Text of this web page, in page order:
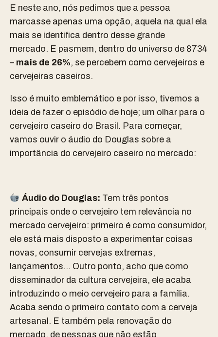
E neste ano, nós pedimos que a pessoa
marcasse apenas uma opção, aquela na qual ela
mais se identifica dentro desse grande
mercado. E pasmem, dentro do universo de 8734
– mais de 26%, se percebem como cervejeiros e
cervejeiras caseiros.
Isso é muito emblemático e por isso, tivemos a
ideia de fazer o episódio de hoje; um olhar para o
cervejeiro caseiro do Brasil. Para começar,
vamos ouvir o áudio do Douglas sobre a
importância do cervejeiro caseiro no mercado:
Áudio do Douglas: Tem três pontos
principais onde o cervejeiro tem relevância no
mercado cervejeiro: primeiro é como consumidor,
ele está mais disposto a experimentar coisas
novas, consumir cervejas extremas,
lançamentos… Outro ponto, acho que como
disseminador da cultura cervejeira, ele acaba
introduzindo o meio cervejeiro para a família.
Acaba sendo o primeiro contato com a cerveja
artesanal. E também pela renovação do
mercado, de pessoas que não estão